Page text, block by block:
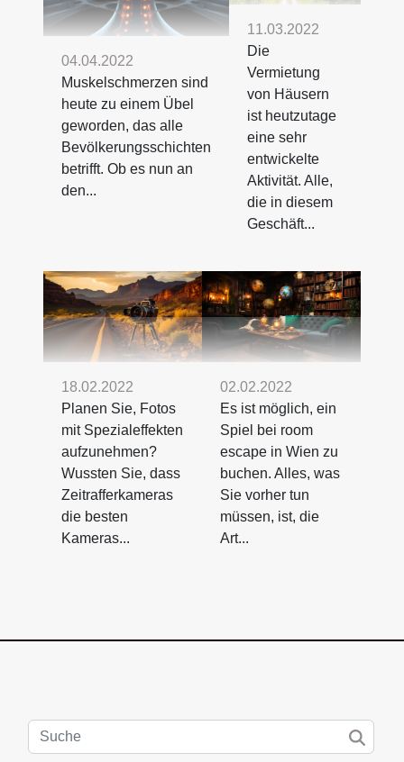
04.04.2022
Muskelschmerzen sind
heute zu einem Übel
geworden, das alle
Bevölkerungsschichten
betrifft. Ob es nun an
den...
11.03.2022
Die
Vermietung
von Häusern
ist heutzutage
eine sehr
entwickelte
Aktivität. Alle,
die in diesem
Geschäft...
18.02.2022
Planen Sie, Fotos
mit Spezialeffekten
aufzunehmen?
Wussten Sie, dass
Zeitrafferkameras
die besten
Kameras...
02.02.2022
Es ist möglich, ein
Spiel bei room
escape in Wien zu
buchen. Alles, was
Sie vorher tun
müssen, ist, die
Art...